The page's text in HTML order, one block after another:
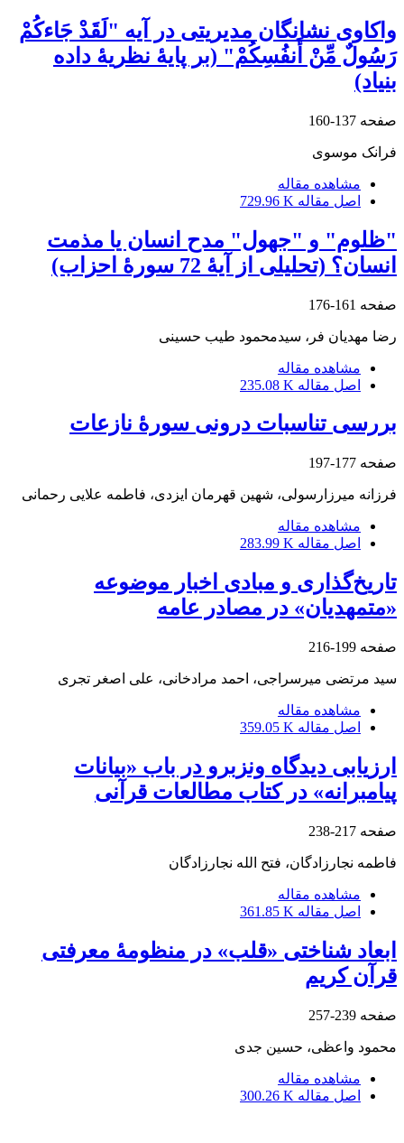
واکاوی نشانگان مدیریتی در آیه "لَقَدْ جَاءکُمْ
رَسُولٌ مِّنْ أَنفُسِکُمْ" (بر پایۀ نظریۀ داده
بنیاد)
صفحه 137-160
فرانک موسوی
مشاهده مقاله
اصل مقاله 729.96 K
"ظلوم" و "جهول" مدح انسان یا مذمت
انسان؟ (تحلیلی از آیۀ 72 سورۀ احزاب)
صفحه 161-176
رضا مهدیان فر، سیدمحمود طیب حسینی
مشاهده مقاله
اصل مقاله 235.08 K
بررسی تناسبات درونی سورۀ نازعات
صفحه 177-197
فرزانه میرزارسولی، شهین قهرمان ایزدی، فاطمه علایی رحمانی
مشاهده مقاله
اصل مقاله 283.99 K
تاریخ‌گذاری و مبادی اخبار موضوعه
«متمهدیان» در مصادر عامه
صفحه 199-216
سید مرتضی میرسراجی، احمد مرادخانی، علی اصغر تجری
مشاهده مقاله
اصل مقاله 359.05 K
ارزیابی دیدگاه ونزبرو در باب «بیانات
پیامبرانه» در کتاب مطالعات قرآنی
صفحه 217-238
فاطمه نجارزادگان، فتح الله نجارزادگان
مشاهده مقاله
اصل مقاله 361.85 K
ابعاد شناختی «قلب» در منظومۀ معرفتی
قرآن کریم
صفحه 239-257
محمود واعظی، حسین جدی
مشاهده مقاله
اصل مقاله 300.26 K